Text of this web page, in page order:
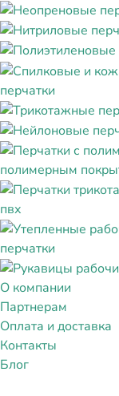
перчатки
полимерным
пвх
перчатки
О компании
Партнерам
Оплата и доставка
Контакты
Блог